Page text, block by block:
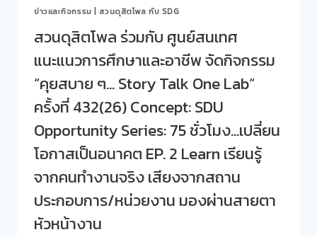
75
เปลี่ยน
SUCCESS
STORY
อาชีพ
และ
การ
เชื่อม
โยง
ข้อมูล
ระบบ
SINGLE
DATA
ข่าวและกิจกรรม สวนดุสิตโพล กับ SDG
สวนดุสิตโพล ร่วมกับ ศูนย์สนเทศ
แนะแนวการศึกษาและอาชีพ จัดกิจกรรม
“คุยสบาย ๆ… Story Talk One Lab“
ครั้งที่ 432(26) Concept: SDU
Opportunity Series: 75 ชั่วโมง…เปลี่ยน
โอกาสเป็นอนาคต EP. 2 Learn เรียนรู้
จากคนทำงานจริง เสียงจากสถาน
ประกอบการ/หน่วยงาน มองผ่านสายตา
หัวหน้างาน